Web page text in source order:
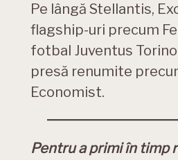
Pe lângă Stellantis,
flagship-uri precum
fotbal Juventus
presă renumite
Economist.
Pentru a primi în timp